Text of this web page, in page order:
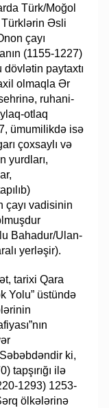
Türk/Moğol
Türklərin Əsli
çayı
(1155-1227)
dövlətin paytaxtı
olmaqla Ər
ruhani-
otlaq
ümumilikdə isə
çoxsaylı və
yurdları,
çayı vadisinin
Bahadur/Ulan-
yerləşir).
tarixi Qara
Yolu” üstündə
ki,
tapşırığı ilə
1293) 1253-
ölkələrinə